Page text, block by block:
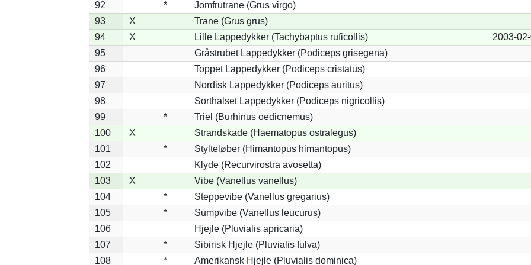
92
*
Jomfrutrane (Grus virgo)
93
X
Trane (Grus grus)
94
X Lille Lappedykker (Tachybaptus ruficollis) 2003-
95
Gråstrubet Lappedykker (Podiceps grisegena)
96
Toppet Lappedykker (Podiceps cristatus)
97
Nordisk Lappedykker (Podiceps auritus)
98
Sorthalset Lappedykker (Podiceps nigricollis)
99
*
Triel (Burhinus oedicnemus)
100
X
Strandskade (Haematopus ostralegus)
101
*
Stylteløber (Himantopus himantopus)
102
Klyde (Recurvirostra avosetta)
103
X
Vibe (Vanellus vanellus)
104
*
Steppevibe (Vanellus gregarius)
105
*
Sumpvibe (Vanellus leucurus)
106
Hjejle (Pluvialis apricaria)
107
*
Sibirisk Hjejle (Pluvialis fulva)
108
* Amerikansk Hjejle (Pluvialis dominica)